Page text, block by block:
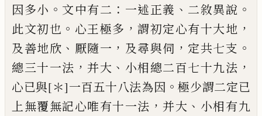
因多小 。 文中有二 ： 一述正義 、 二敘異說 。
此文初也 。 心王極多 ，謂初定心有十大地 ，
及善地欣 、 厭隨一 ， 及尋與伺 ， 定共七支 。
總三十一法 ， 并大 、 小相總二百七十九法 ，
心已與[＊]一百五十八法為因 。極少謂二定已
上無覆無記心唯有十一法 ， 并大 、 小相有九